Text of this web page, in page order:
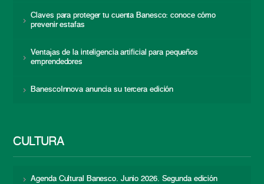
Claves para proteger tu cuenta Banesco: conoce cómo
prevenir estafas
Ventajas de la inteligencia artificial para pequeños
emprendedores
BanescoInnova anuncia su tercera edición
CULTURA
Agenda Cultural Banesco. Junio 2026. Segunda edición